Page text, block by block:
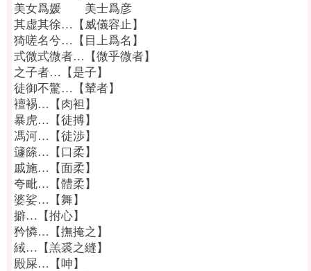
美女爲媛 美士爲彦
其虚其徐…【威儀容止】
猗嗟名兮…【目上爲名】
式微式微者…【微乎微者】
之子者…【是子】
徒御不驚…【輦者】
襢裼…【肉袒】
暴虎…【徒搏】
馮河…【徒渉】
籧篨…【口柔】
戚施…【面柔】
夸毗…【體柔】
婆娑…【舞】
擗…【拊心】
矜憐…【撫掩之】
緎…【羔裘之縫】
殿屎…【呻】